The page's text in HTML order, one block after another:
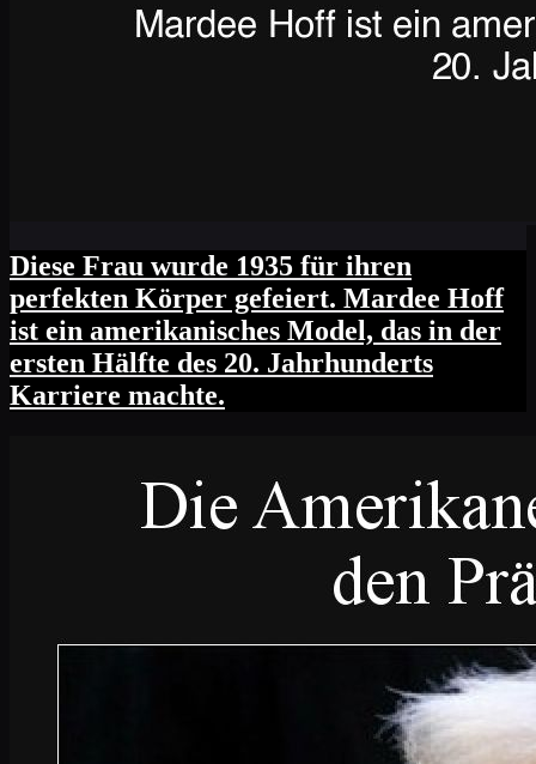
Diese Frau wurde 1935 für ihren
perfekten Körper gefeiert. Mardee Hoff
ist ein amerikanisches Model, das in der
ersten Hälfte des 20. Jahrhunderts
Karriere machte.